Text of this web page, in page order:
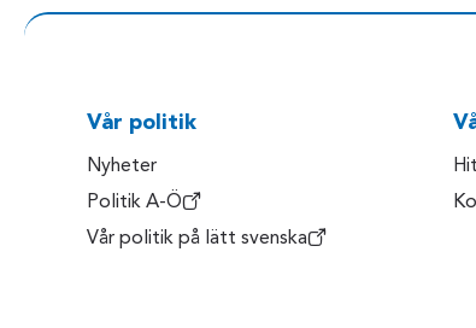
Vår politik
Nyheter
Politik A-Ö
Vår politik på lätt svenska